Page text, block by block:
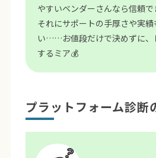
やすいベンダーさんなら信頼で
それにサポートの手厚さや実
い……お値段だけで決めずに、
するミア💰️
プラットフォーム診断